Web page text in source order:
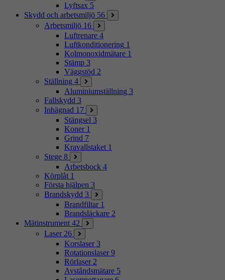
Lyftsax 5
Skydd och arbetsmiljö 56
Arbetsmiljö 16
Luftrenare 4
Luftkonditionering 1
Kolmonoxidmätare 1
Stämp 3
Väggstöd 2
Ställning 4
Aluminiumställning 3
Fallskydd 3
Inhägnad 17
Stängsel 3
Koner 1
Grind 7
Kravallstaket 1
Stege 8
Arbetsbock 4
Körplåt 1
Första hjälpen 3
Brandskydd 3
Brandfiltar 1
Brandsläckare 2
Mätinstrument 42
Laser 26
Korslaser 3
Rotationslaser 9
Rörlaser 2
Avståndsmätare 5